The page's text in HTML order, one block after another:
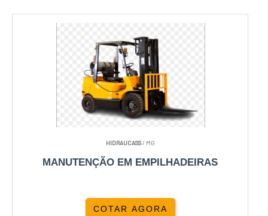
HIDRAUCASS/ MG
MANUTENÇÃO EM EMPILHADEIRAS
COTAR AGORA